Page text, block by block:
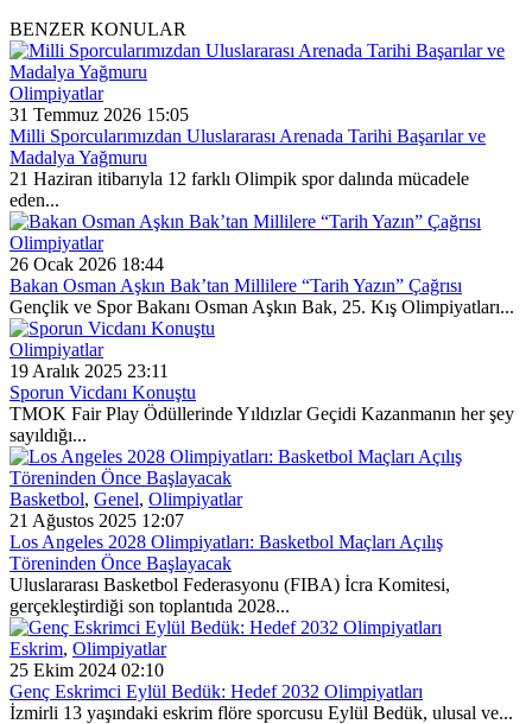
BENZER KONULAR
Olimpiyatlar
31 Temmuz 2026 15:05
Milli Sporcularımızdan Uluslararası Arenada Tarihi Başarılar ve
Madalya Yağmuru
21 Haziran itibarıyla 12 farklı Olimpik spor dalında mücadele
eden...
Olimpiyatlar
26 Ocak 2026 18:44
Bakan Osman Aşkın Bak’tan Millilere “Tarih Yazın” Çağrısı
Gençlik ve Spor Bakanı Osman Aşkın Bak, 25. Kış Olimpiyatları...
Olimpiyatlar
19 Aralık 2025 23:11
Sporun Vicdanı Konuştu
TMOK Fair Play Ödüllerinde Yıldızlar Geçidi Kazanmanın her şey
sayıldığı...
Basketbol, Genel, Olimpiyatlar
21 Ağustos 2025 12:07
Los Angeles 2028 Olimpiyatları: Basketbol Maçları Açılış
Töreninden Önce Başlayacak
Uluslararası Basketbol Federasyonu (FIBA) İcra Komitesi,
gerçekleştirdiği son toplantıda 2028...
Eskrim, Olimpiyatlar
25 Ekim 2024 02:10
Genç Eskrimci Eylül Bedük: Hedef 2032 Olimpiyatları
İzmirli 13 yaşındaki eskrim flöre sporcusu Eylül Bedük, ulusal ve...